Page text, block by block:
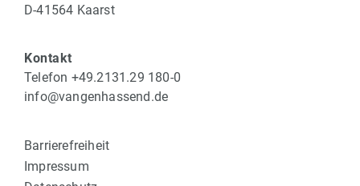
D-41564 Kaarst
Kontakt
Telefon +49.2131.29 180-0
info@vangenhassend.de
Barrierefreiheit
Impressum